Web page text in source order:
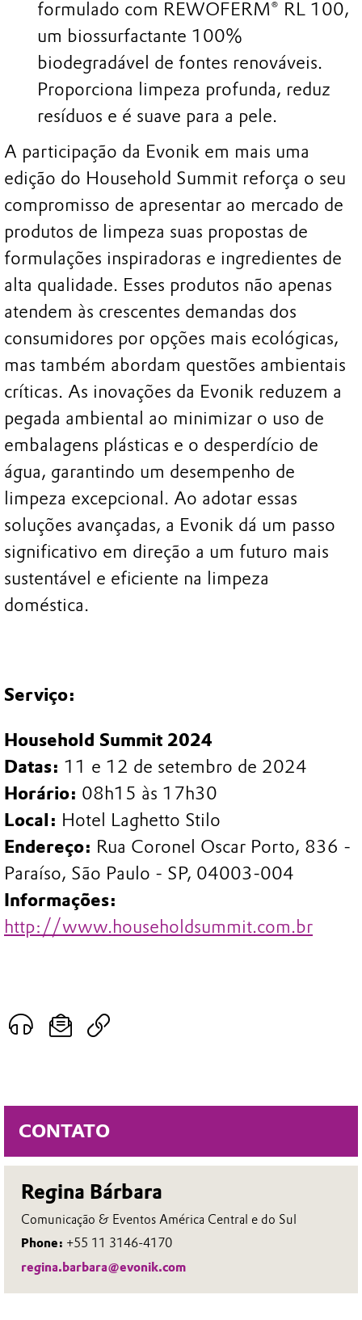
CONTATO
Regina Bárbara
Comunicação & Eventos América Central e do Sul
Phone: +55 11 3146-4170
regina.barbara@evonik.com
formulado com REWOFERM® RL 100,
um biossurfactante 100%
biodegradável de fontes renováveis.
Proporciona limpeza profunda, reduz
resíduos e é suave para a pele.
A participação da Evonik em mais uma
edição do Household Summit reforça o seu
compromisso de apresentar ao mercado de
produtos de limpeza suas propostas de
formulações inspiradoras e ingredientes de
alta qualidade. Esses produtos não apenas
atendem às crescentes demandas dos
consumidores por opções mais ecológicas,
mas também abordam questões ambientais
críticas. As inovações da Evonik reduzem a
pegada ambiental ao minimizar o uso de
embalagens plásticas e o desperdício de
água, garantindo um desempenho de
limpeza excepcional. Ao adotar essas
soluções avançadas, a Evonik dá um passo
significativo em direção a um futuro mais
sustentável e eficiente na limpeza
doméstica.
Serviço:
Household Summit 2024
Datas: 11 e 12 de setembro de 2024
Horário: 08h15 às 17h30
Local: Hotel Laghetto Stilo
Endereço: Rua Coronel Oscar Porto, 836 -
Paraíso, São Paulo - SP, 04003-004
Informações:
http://www.householdsummit.com.br